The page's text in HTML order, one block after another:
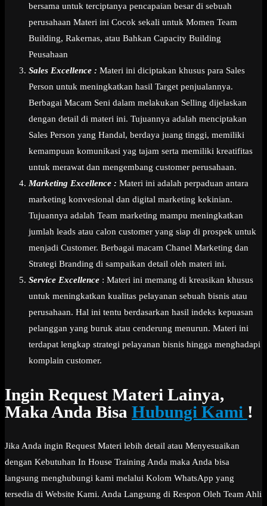
bersama untuk terciptanya pencapaian besar di sebuah
perusahaan Materi ini Cocok sekali untuk Momen Team
Building, Rakernas, atau Bahkan Capacity Building
Peusahaan
Sales Excellence : Materi ini diciptakan khusus para Sales
Person untuk meningkatkan hasil Target penjualannya.
Berbagai Macam Seni dalam melakukan Selling dijelaskan
dengan detail di materi ini. Tujuannya adalah menciptakan
Sales Person yang Handal, berdaya juang tinggi, memiliki
kemampuan komunikasi yag tajam serta memiliki kreatifitas
untuk merawat dan mengembang customer perusahaan.
Marketing Excellence : Materi ini adalah perpaduan antara
marketing konvesional dan digital marketing kekinian.
Tujuannya adalah Team marketing mampu meningkatkan
jumlah leads atau calon customer yang siap di prospek untuk
menjadi Customer. Berbagai macam Chanel Marketing dan
Strategi Branding di sampaikan detail oleh materi ini.
Service Excellence : Materi ini memang di kreasikan khusus
untuk meningkatkan kualitas pelayanan sebuah bisnis atau
perusahaan. Hal ini tentu berdasarkan hasil indeks kepuasan
pelanggan yang buruk atau cenderung menurun. Materi ini
terdapat lengkap strategi pelayanan bisnis hingga menghadapi
komplain customer.
Ingin Request Materi Lainya,
Maka Anda Bisa Hubungi Kami !
Jika Anda ingin Request Materi lebih detail atau Menyesuaikan
dengan Kebutuhan In House Training Anda maka Anda bisa
langsung menghubungi kami melalui Kolom WhatsApp yang
tersedia di Website Kami. Anda Langsung di Respon Oleh Team Ahli